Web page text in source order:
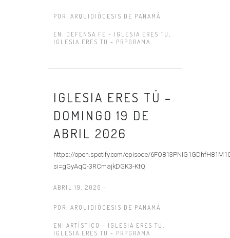
POR: ARQUIDIÓCESIS DE PANAMÁ
EN: DEFENSA FE - IGLESIA ERES TU ,
IGLESIA ERES TU - PRPGRAMA
IGLESIA ERES TÚ –
DOMINGO 19 DE
ABRIL 2026
https://open.spotify.com/episode/
si=gGyAqQ-3RCmajkDGK3-KtQ
ABRIL 19, 2026 -
POR: ARQUIDIÓCESIS DE PANAMÁ
EN: ARTÍSTICO - IGLESIA ERES TU ,
IGLESIA ERES TU - PRPGRAMA